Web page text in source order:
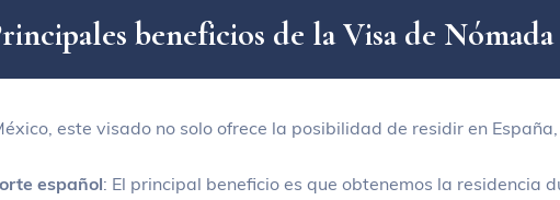
rincipales beneficios de laVisa de Nómada
este visado no solo ofrece la posibilidad de residir en
español: El principal beneficio es que obtenemos la residencia